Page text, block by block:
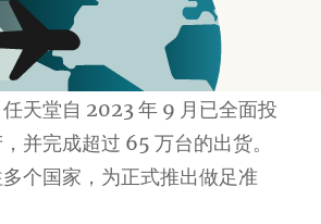
非美国用户也可使用 Apple
天堂自 2023 年 9 月已全面投
并完成超过 65 万台的出货。
个国家，为正式推出做足准